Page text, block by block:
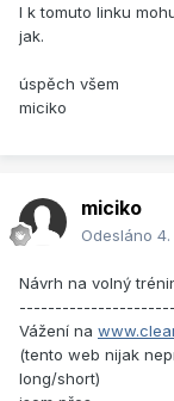
I k tomuto linku
jak.
úspěch všem
miciko
miciko
Odesláno
Návrh na volný
Vážení na
(tento web nijak
long/short)